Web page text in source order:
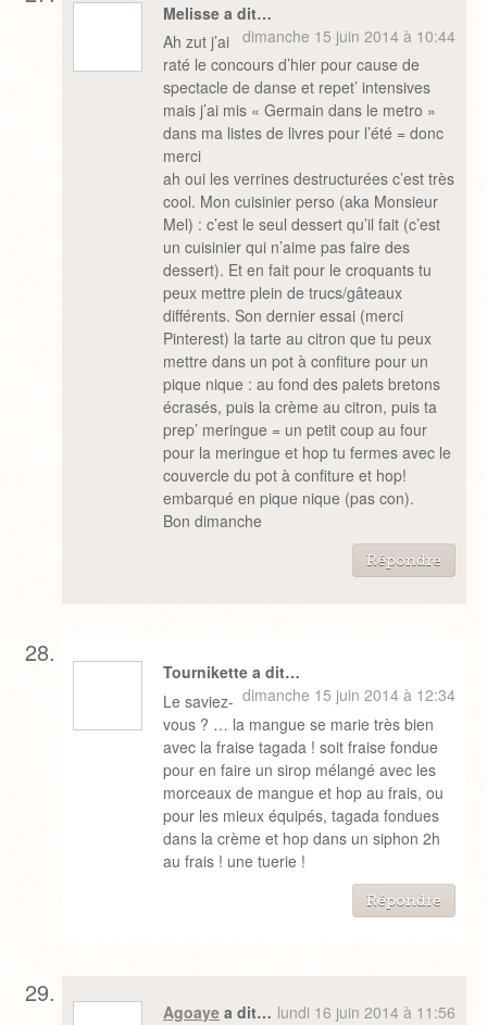
Melisse a dit…
dimanche 15 juin 2014 à 10:44
Ah zut j’ai
raté le concours d’hier pour cause de
spectacle de danse et repet’ intensives
mais j’ai mis « Germain dans le metro »
dans ma listes de livres pour l’été = donc
merci
ah oui les verrines destructurées c’est très
cool. Mon cuisinier perso (aka Monsieur
Mel) : c’est le seul dessert qu’il fait (c’est
un cuisinier qui n’aime pas faire des
dessert). Et en fait pour le croquants tu
peux mettre plein de trucs/gâteaux
différents. Son dernier essai (merci
Pinterest) la tarte au citron que tu peux
mettre dans un pot à confiture pour un
pique nique : au fond des palets bretons
écrasés, puis la crème au citron, puis ta
prep’ meringue = un petit coup au four
pour la meringue et hop tu fermes avec le
couvercle du pot à confiture et hop!
embarqué en pique nique (pas con).
Bon dimanche
Répondre
Tournikette a dit…
dimanche 15 juin 2014 à 12:34
Le saviez-
vous ? … la mangue se marie très bien
avec la fraise tagada ! soit fraise fondue
pour en faire un sirop mélangé avec les
morceaux de mangue et hop au frais, ou
pour les mieux équipés, tagada fondues
dans la crème et hop dans un siphon 2h
au frais ! une tuerie !
Répondre
Agoayea dit… lundi 16 juin 2014 à 11:56